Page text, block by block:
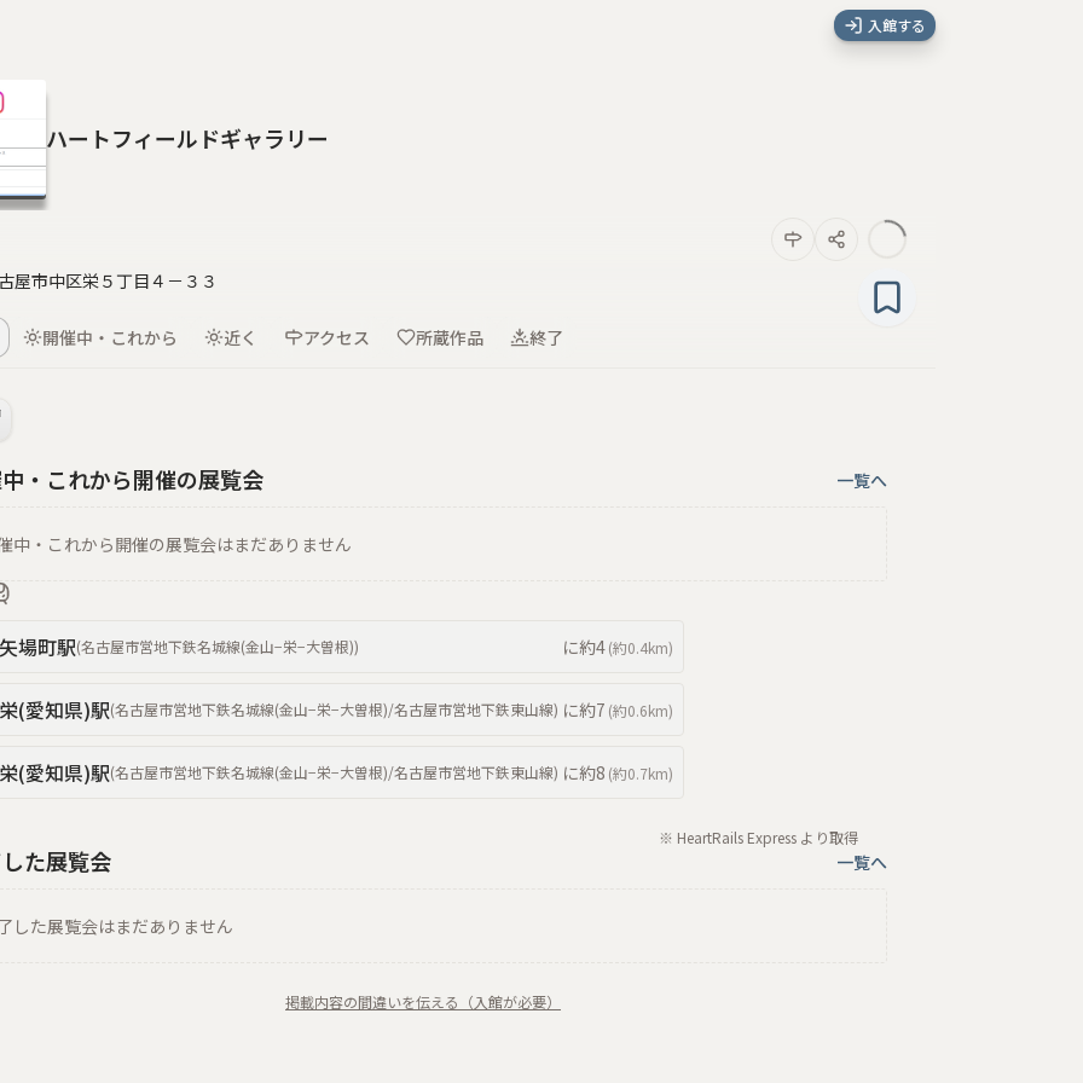
入館する
ハートフィールドギャラリー
屋市中区栄５丁目４－３３
開催中・これから 近く アクセス 所蔵作品 終了
・これから開催の展覧会 一覧へ
中・これから開催の展覧会はまだありません
矢場町駅(名古屋市営地下鉄名城線(金山−栄−大曽根)) に約4(約0.4km)
栄(愛知県)駅(名古屋市営地下鉄名城線(金山−栄−大曽根)/名古屋市営地下鉄東山線) に約7 (約0.6km)
栄(愛知県)駅(名古屋市営地下鉄名城線(金山−栄−大曽根)/名古屋市営地下鉄東山線) に約8 (約0.7km)
※ HeartRails Express より取得
た展覧会 一覧へ
した展覧会はまだありません
掲載内容の間違いを伝える（入館が必要）